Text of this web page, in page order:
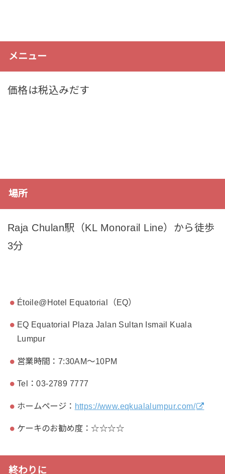
メニュー
価格は税込みだす
場所
Raja Chulan駅（KL Monorail Line）から徒歩
3分
Étoile@Hotel Equatorial（EQ）
EQ Equatorial Plaza Jalan Sultan Ismail Kuala
Lumpur
営業時間：7:30AM～10PM
Tel：03-2789 7777
ホームページ： https://www.eqkualalumpur.com/
ケーキのお勧め度：☆☆☆☆
終わりに